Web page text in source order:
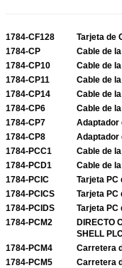
1784-CF128 Tarjeta de
1784-CP
Cable de
1784-CP10
Cable de
1784-CP11
Cable de
1784-CP14
Cable de
1784-CP6
Cable de
1784-CP7
Adaptador
1784-CP8
Adaptador
1784-PCC1
Cable de
1784-PCD1
Cable de
1784-PCIC
Tarjeta PC
1784-PCICS
Tarjeta PC
1784-PCIDS
Tarjeta PC
1784-PCM2
DIRECTO
SHELL
1784-PCM4 Carretera
1784-PCM5
Carretera